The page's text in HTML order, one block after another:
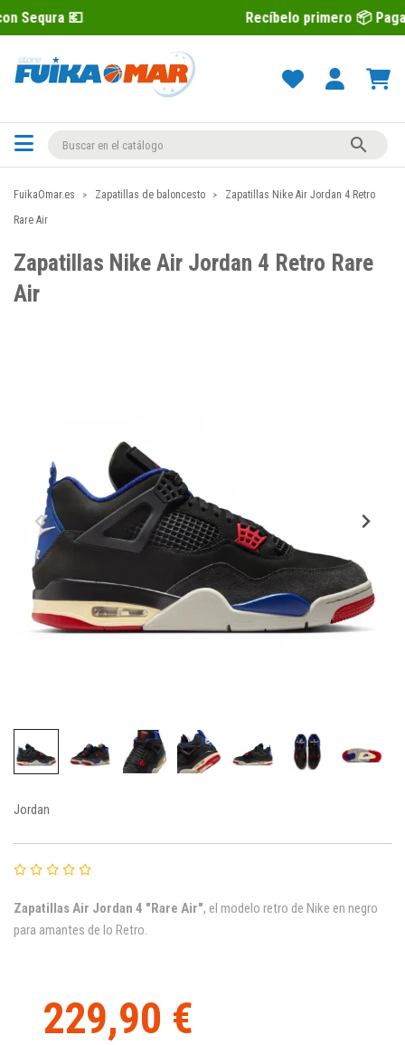
Recíbelo primero 📦 Paga después con

FuikaOmar.es Zapatillas de baloncesto
Zapatillas Nike Air Jordan 4 Retro
Rare Air
Zapatillas Nike Air Jordan 4 Retro Rare
Air
Jordan
Zapatillas Air Jordan 4 "Rare Air", el modelo retro de Nike en negro
para amantes de lo Retro.
229,90 €